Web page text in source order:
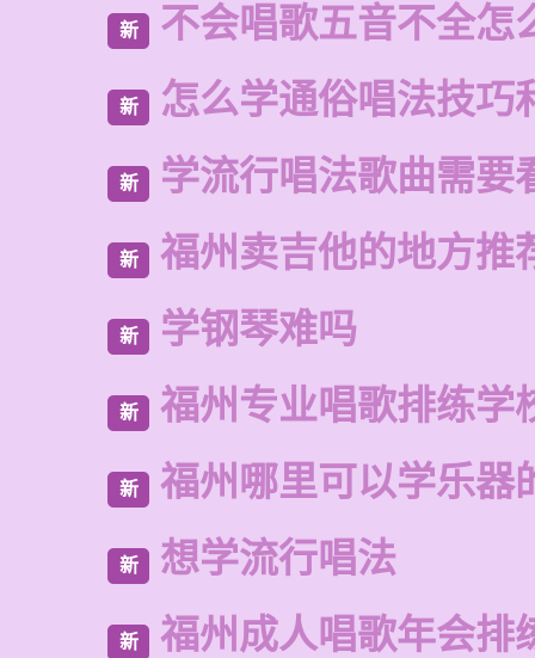
新 不会唱歌五音不全怎
新 怎么学通俗唱法技巧
新 学流行唱法歌曲需要
新 福州卖吉他的地方推
新 学钢琴难吗
新 福州专业唱歌排练学
新 福州哪里可以学乐器
新 想学流行唱法
新 福州成人唱歌年会排